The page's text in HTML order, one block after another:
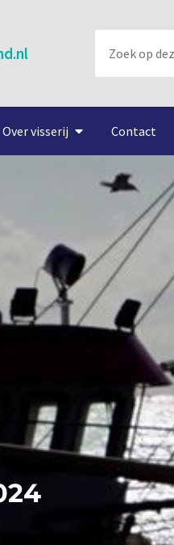
Over visserij Contact